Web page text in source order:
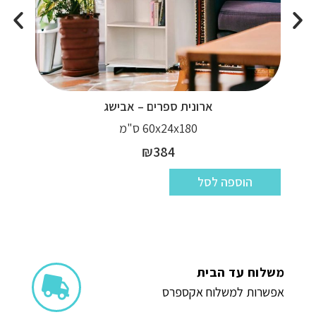
ארונית ספרים – אבישג
60x24x180 ס"מ
₪384
הוספה לסל
משלוח עד הבית
אפשרות למשלוח אקספרס